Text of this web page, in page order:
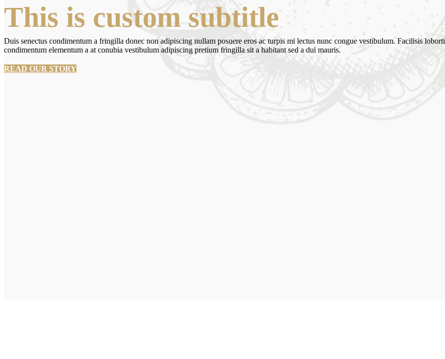
This is custom subtitle
Duis senectus condimentum a fringilla donec non adipiscing nullam posuere eros ac turpis mi lectus nunc congue vestibulum. Facilisis
condimentum elementum a at conubia vestibulum adipiscing pretium fringilla sit a habitant sed a dui mauris.
READ OUR STORY